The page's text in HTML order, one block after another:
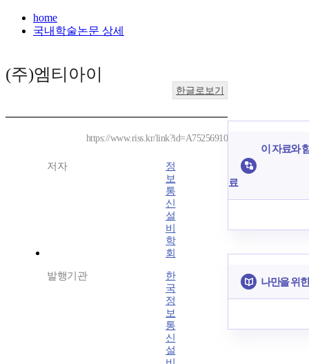
home
국내학술논문 상세
(주)엠티아이
한글로보기
https://www.riss.kr/link?id=A75256910
저자
정
보
통
신
설
비
학
회
발행기관
한
국
정
보
통
신
설
이 자료와
료
나만을 위